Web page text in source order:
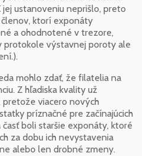
ustanoveniu neprišlo, preto
ktorí exponáty
a ohodnotené v trezore,
protokole výstavnej poroty ale
mohlo zdať, že filatelia na
Z hľadiska kvality už
viacero nových
príznačné pre začínajúcich
boli staršie exponáty, ktoré
za dobu ich nevystavenia
alebo len drobné zmeny.